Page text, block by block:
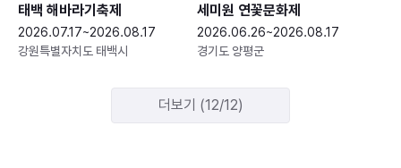
태백 해바라기축제
2026.07.17~2026.08.17
강원특별자치도 태백시
세미원 연꽃문화제
2026.06.26~2026.08.17
경기도 양평군
더보기 (12/12)